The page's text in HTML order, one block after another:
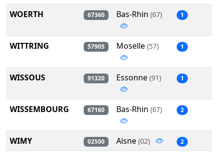
WOERTH 67360 Bas-Rhin (67) 1
WITTRING 57905 Moselle (57) 1
WISSOUS 91320 Essonne (91) 1
WISSEMBOURG 67160 Bas-Rhin (67) 2
WIMY 02500 Aisne (02) 2